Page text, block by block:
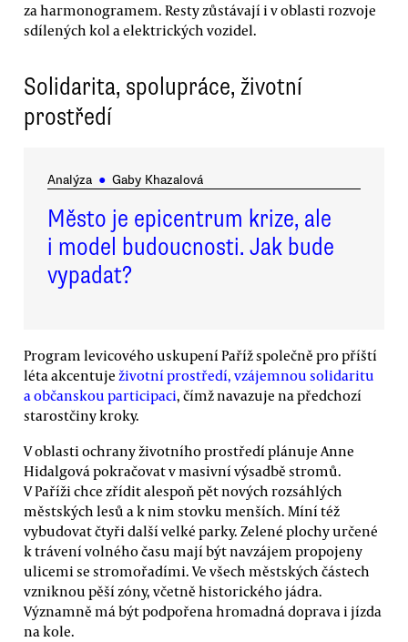
za harmonogramem. Resty zůstávají i v oblasti rozvoje
sdílených kol a elektrických vozidel.
Solidarita, spolupráce, životní
prostředí
Analýza ● Gaby Khazalová
Město je epicentrum krize, ale
i model budoucnosti. Jak bude
vypadat?
Program levicového uskupení Paříž společně pro příští
léta akcentuje životní prostředí, vzájemnou solidaritu
a občanskou participaci, čímž navazuje na předchozí
starostčiny kroky.
V oblasti ochrany životního prostředí plánuje Anne
Hidalgová pokračovat v masivní výsadbě stromů.
V Paříži chce zřídit alespoň pět nových rozsáhlých
městských lesů a k nim stovku menších. Míní též
vybudovat čtyři další velké parky. Zelené plochy určené
k trávení volného času mají být navzájem propojeny
ulicemi se stromořadími. Ve všech městských částech
vzniknou pěší zóny, včetně historického jádra.
Významně má být podpořena hromadná doprava i jízda
na kole.